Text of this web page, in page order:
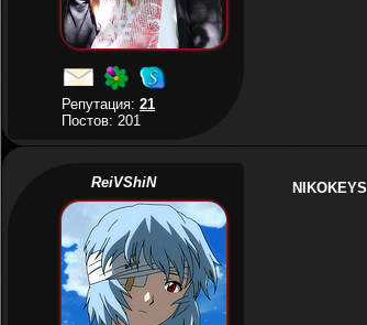
Репутация:21
Постов: 201
ReiVShiN
NIKOKEYS